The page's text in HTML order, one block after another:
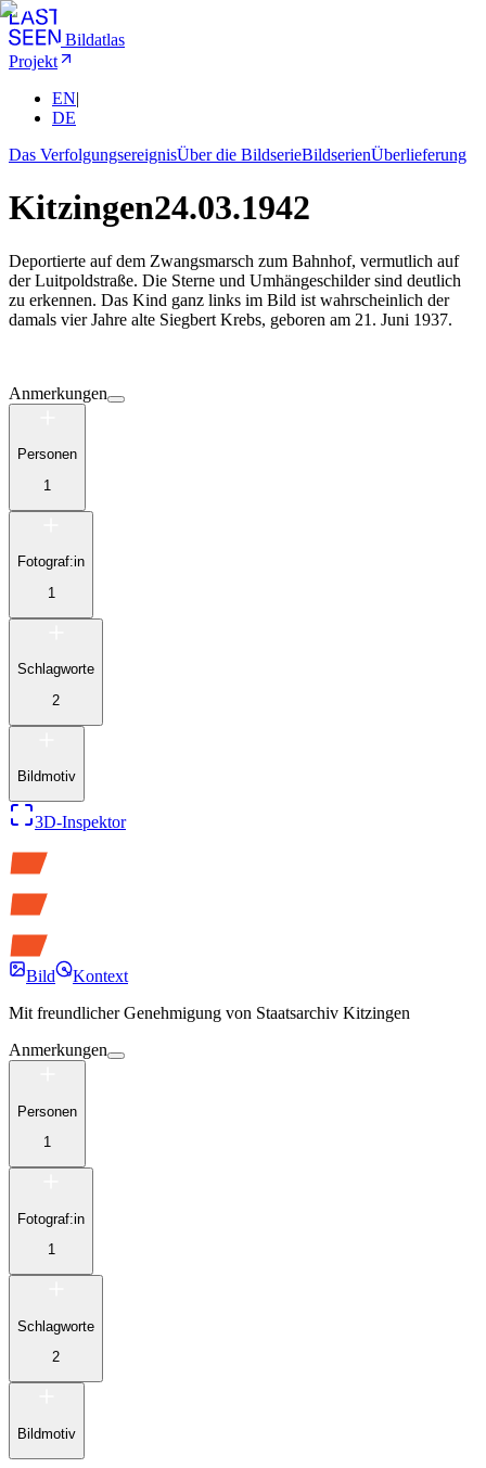
Bildatlas
Projekt
EN|
DE
Das VerfolgungsereignisÜber die BildserieBildserienÜberlieferung
Kitzingen24.03.1942
Deportierte auf dem Zwangsmarsch zum Bahnhof, vermutlich auf
der Luitpoldstraße. Die Sterne und Umhängeschilder sind deutlich
zu erkennen. Das Kind ganz links im Bild ist wahrscheinlich der
damals vier Jahre alte Siegbert Krebs, geboren am 21. Juni 1937.
Anmerkungen
Personen
1
Fotograf:in
1
Schlagworte
2
Bildmotiv
3D-Inspektor
Bild
Kontext
Mit freundlicher Genehmigung von Staatsarchiv Kitzingen
Anmerkungen
Personen
1
Fotograf:in
1
Schlagworte
2
Bildmotiv